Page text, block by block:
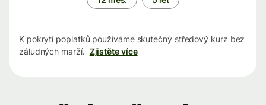
K pokrytí poplatků používáme skutečný středový kurz bez
záludných marží. Zjistěte více